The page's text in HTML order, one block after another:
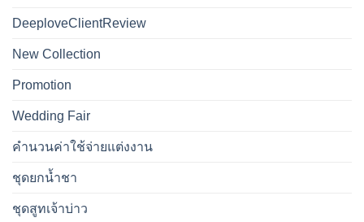
DeeploveClientReview
New Collection
Promotion
Wedding Fair
คำนวนค่าใช้จ่ายแต่งงาน
ชุดยกน้ำชา
ชุดสูทเจ้าบ่าว